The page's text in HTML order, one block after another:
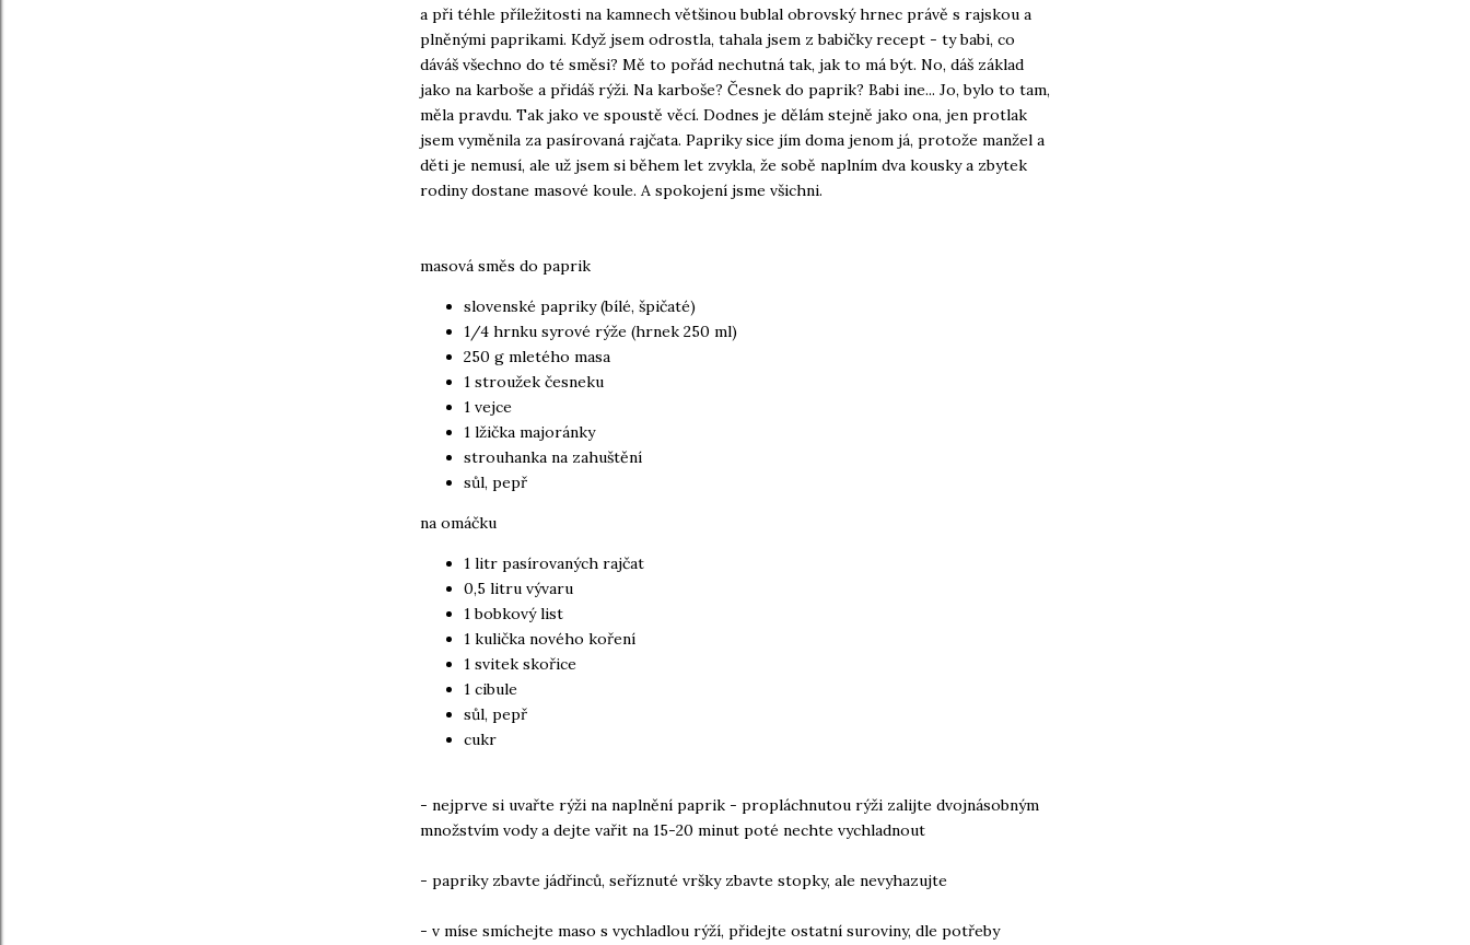
a při téhle příležitosti na kamnech většinou bublal obrovský hrnec právě s rajskou a
plněnými paprikami. Když jsem odrostla, tahala jsem z babičky recept - ty babi, co
dáváš všechno do té směsi? Mě to pořád nechutná tak, jak to má být. No, dáš základ
jako na karboše a přidáš rýži. Na karboše? Česnek do paprik? Babi ine... Jo, bylo to tam,
měla pravdu. Tak jako ve spoustě věcí. Dodnes je dělám stejně jako ona, jen protlak
jsem vyměnila za pasírovaná rajčata. Papriky sice jím doma jenom já, protože manžel a
děti je nemusí, ale už jsem si během let zvykla, že sobě naplním dva kousky a zbytek
rodiny dostane masové koule. A spokojení jsme všichni.
masová směs do paprik
slovenské papriky (bílé, špičaté)
1/4 hrnku syrové rýže (hrnek 250 ml)
250 g mletého masa
1 stroužek česneku
1 vejce
1 lžička majoránky
strouhanka na zahuštění
sůl, pepř
na omáčku
1 litr pasírovaných rajčat
0,5 litru vývaru
1 bobkový list
1 kulička nového koření
1 svitek skořice
1 cibule
sůl, pepř
cukr
- nejprve si uvařte rýži na naplnění paprik - propláchnutou rýži zalijte dvojnásobným
množstvím vody a dejte vařit na 15-20 minut poté nechte vychladnout
- papriky zbavte jádřinců, seříznuté vršky zbavte stopky, ale nevyhazujte
- v míse smíchejte maso s vychladlou rýží, přidejte ostatní suroviny, dle potřeby